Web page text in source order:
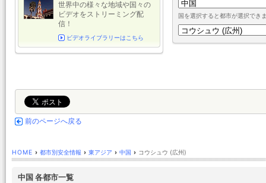
国を選択すると都市が選択でき
世界中の様々な地域や国々の
ビデオをストリーミング配
信！
ビデオライブラリーはこちら
前のページへ戻る
HOME › 都市別安全情報 › 東アジア › 中国 › コウシュウ (広州)
中国 各都市一覧